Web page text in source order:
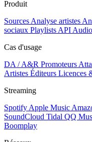
Produit
Sources Analyse artistes
sociaux Playlists API
Cas d'usage
DA / A&R Promoteurs
Artistes Éditeurs Licences
Streaming
Spotify Apple Music
SoundCloud Tidal QQ
Boomplay